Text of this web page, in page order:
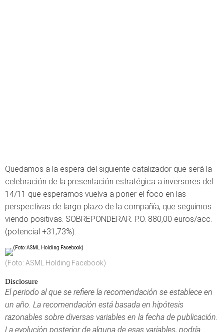
Quedamos a la espera del siguiente catalizador que será la
celebración de la presentación estratégica a inversores del
14/11 que esperamos vuelva a poner el foco en las
perspectivas de largo plazo de la compañía, que seguimos
viendo positivas. SOBREPONDERAR. P.O. 880,00 euros/acc.
(potencial +31,73%).
(Foto: ASML Holding Facebook)
Disclosure
El periodo al que se refiere la recomendación se establece en
un año. La recomendación está basada en hipótesis
razonables sobre diversas variables en la fecha de publicación.
La evolución posterior de alguna de esas variables, podría